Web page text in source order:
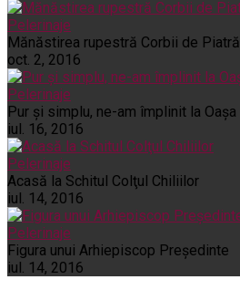
Pelerinaje
Mănăstirea rupestră Corbii de Piatră
oct. 2, 2016
Pelerinaje
Pur şi simplu, ne-am împlinit la Oaşa
iul. 16, 2016
Pelerinaje
Acasă la Schitul Colţul Chiliilor
iul. 14, 2016
Pelerinaje
Figura unui Arhiepiscop Preşedinte
iul. 14, 2016